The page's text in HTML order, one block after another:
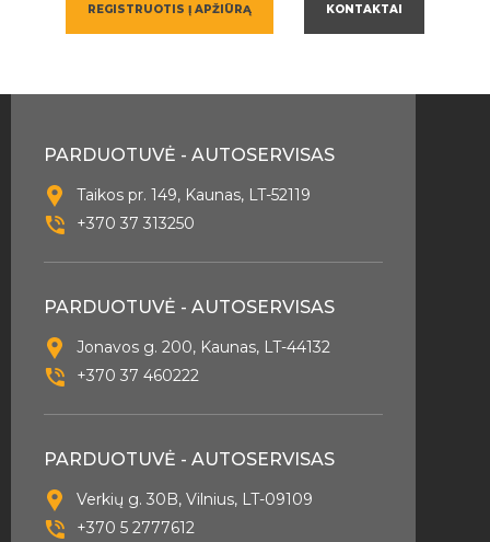
REGISTRUOTIS Į APŽIŪRĄ KONTAKTAI
PARDUOTUVĖ - AUTOSERVISAS
Taikos pr. 149, Kaunas, LT-52119
+370 37 313250
PARDUOTUVĖ - AUTOSERVISAS
Jonavos g. 200, Kaunas, LT-44132
+370 37 460222
PARDUOTUVĖ - AUTOSERVISAS
Verkių g. 30B, Vilnius, LT-09109
+370 5 2777612